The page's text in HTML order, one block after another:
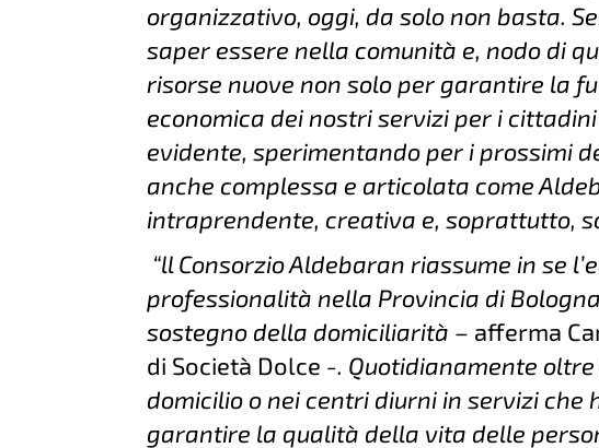
organizzativo, oggi, da solo non basta.
saper essere nella comunità e, nodo di
risorse nuove non solo per garantire la
economica dei nostri servizi per i
evidente, sperimentando per i prossimi
anche complessa e articolata come
intraprendente, creativa e, soprattutto,
“ll Consorzio Aldebaran riassume in se
professionalità nella Provincia di
sostegno della domiciliarità – afferma
di Società Dolce -. Quotidianamente
domicilio o nei centri diurni in servizi che
garantire la qualità della vita delle